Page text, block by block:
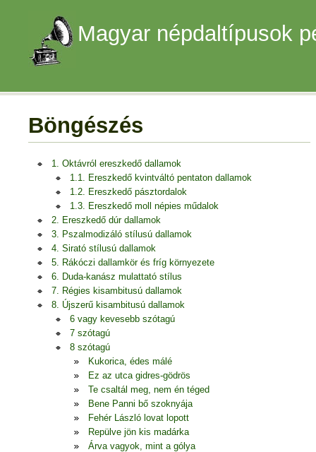
Magyar népdaltípusok
Böngészés
1. Oktávról ereszkedő dallamok
1.1. Ereszkedő kvintváltó pentaton dallamok
1.2. Ereszkedő pásztordalok
1.3. Ereszkedő moll népies műdalok
2. Ereszkedő dúr dallamok
3. Pszalmodizáló stílusú dallamok
4. Sirató stílusú dallamok
5. Rákóczi dallamkör és fríg környezete
6. Duda-kanász mulattató stílus
7. Régies kisambitusú dallamok
8. Újszerű kisambitusú dallamok
6 vagy kevesebb szótagú
7 szótagú
8 szótagú
Kukorica, édes málé
Ez az utca gidres-gödrös
Te csaltál meg, nem én téged
Bene Panni bő szoknyája
Fehér László lovat lopott
Repülve jön kis madárka
Árva vagyok, mint a gólya